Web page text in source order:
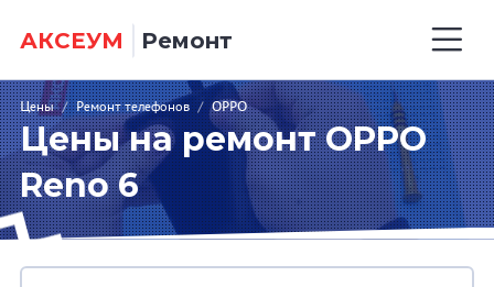
АКСЕУМ Ремонт
Цены / Ремонт телефонов / OPPO
Цены на ремонт OPPO
Reno 6